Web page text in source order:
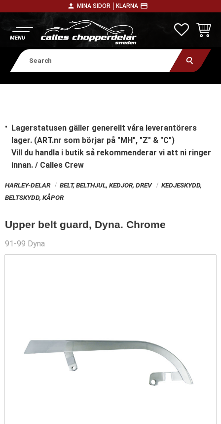
person MINA SIDOR │ KLARNA payment
Lagerstatusen gäller generellt våra leverantörers
lager. (ART.nr som börjar på "MH", "Z" & "C")
Vill du handla i butik så rekommenderar vi att ni ringer
innan. / Calles Crew
HARLEY-DELAR BELT, BELTHJUL, KEDJOR, DREV
KEDJESKYDD,
BELTSKYDD, KÅPOR
Upper belt guard, Dyna. Chrome
91-99 Dyna